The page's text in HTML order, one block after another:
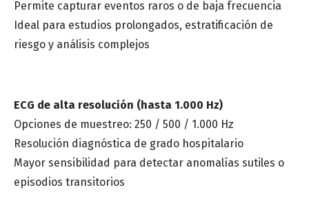
Especialidad médica*
Mensaje
Permite capturar eventos raros o de baja frecuencia
Ideal para estudios prolongados, estratificación de
riesgo y análisis complejos
ECG de alta resolución (hasta 1.000 Hz)
Opciones de muestreo: 250 / 500 / 1.000 Hz
Resolución diagnóstica de grado hospitalario
Mayor sensibilidad para detectar anomalías sutiles o
episodios transitorios